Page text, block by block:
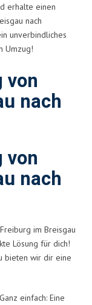
erhalte einen
nach
unverbindliches
Umzug!
von
nach
von
nach
im Breisgau
Lösung für dich!
bieten wir dir eine
einfach: Eine